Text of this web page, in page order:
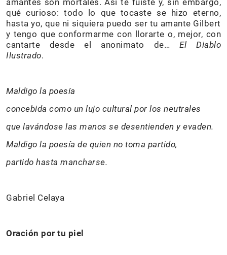
qué curioso: todo lo que tocaste se hizo eterno,
hasta yo, que ni siquiera puedo ser tu amante Gilbert
y tengo que conformarme con llorarte o, mejor, con
cantarte desde el anonimato de…El Diablo
Ilustrado.
Maldigo la poesía
concebida como un lujo cultural por los neutrales
que lavándose las manos se desentienden y evaden.
Maldigo la poesía de quien no toma partido,
partido hasta mancharse.
Gabriel Celaya
Oración por tu piel